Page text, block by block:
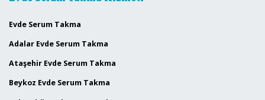
Evde Serum Takma
Adalar Evde Serum Takma
Ataşehir Evde Serum Takma
Beykoz Evde Serum Takma